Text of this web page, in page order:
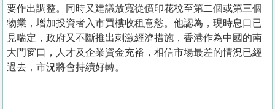
要作出調整。同時又建議放寬從價印花稅至第二個或第三個
物業，增加投資者入市買樓收租意慾。他認為，現時息口已
見喘定，政府又不斷推出刺激經濟措施，香港作為中國的南
大門窗口，人才及企業資金充裕，相信市場最差的情況已經
過去，市況將會持續好轉。